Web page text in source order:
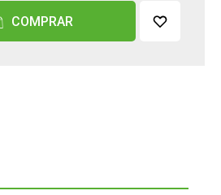
COMPRAR